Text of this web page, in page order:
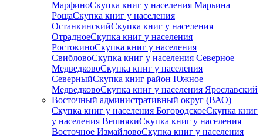
МарфиноСкупка книг у населения Марьина
РощаСкупка книг у населения
ОстанкинскийСкупка книг у населения
ОтрадноеСкупка книг у населения
РостокиноСкупка книг у населения
СвибловоСкупка книг у населения Северное
МедведковоСкупка книг у населения
СеверныйСкупка книг район Южное
МедведковоСкупка книг у населения Ярославский
Восточный административный округ (ВАО)
Скупка книг у населения БогородскоеСкупка книг
у населения ВешнякиСкупка книг у населения
Восточное ИзмайловоСкупка книг у населения